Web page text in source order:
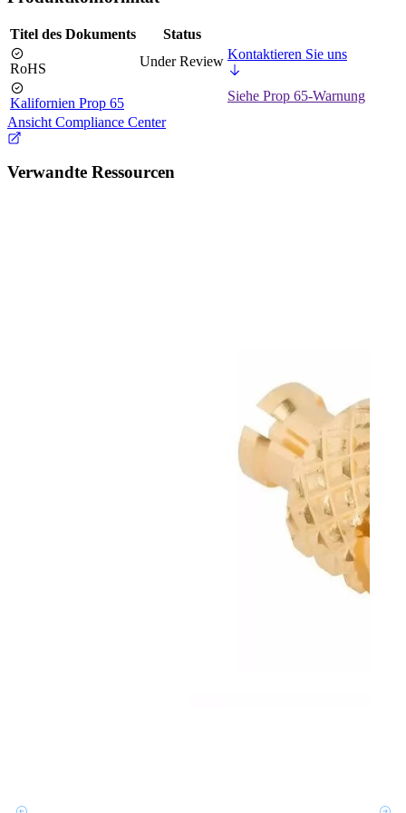
Titel des Dokuments Status
RoHS Under Review Kontaktieren Sie uns
Kalifornien Prop 65
Siehe Prop 65-Warnung
Ansicht Compliance Center
Verwandte Ressourcen